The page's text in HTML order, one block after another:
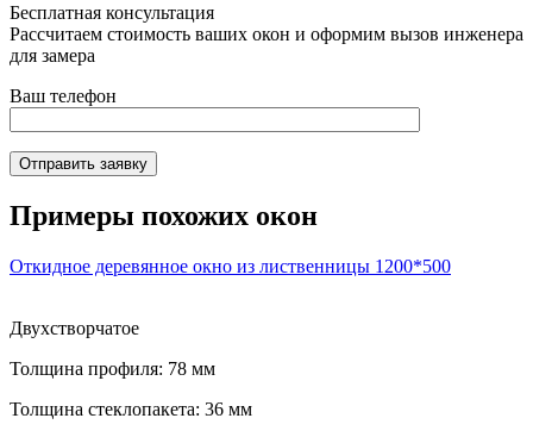
Бесплатная консультация
Рассчитаем стоимость ваших окон и оформим вызов инженера
для замера
Ваш телефон
Отправить заявку
Примеры похожих окон
Откидное деревянное окно из лиственницы 1200*500
Двухстворчатое
Толщина профиля: 78 мм
Толщина стеклопакета: 36 мм